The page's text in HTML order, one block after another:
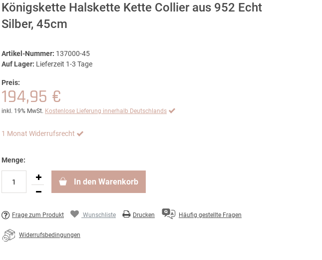
Königskette Halskette Kette Collier aus 952 Echt
Silber, 45cm
Artikel-Nummer: 137000-45
Auf Lager: Lieferzeit 1-3 Tage
Preis:
194,95 €
inkl. 19% MwSt. Kostenlose Lieferung innerhalb Deutschlands
1 Monat Widerrufsrecht
Menge:
In den Warenkorb
Frage zum Produkt Wunschliste Drucken Häufig gestellte Fragen
Widerrufsbedingungen